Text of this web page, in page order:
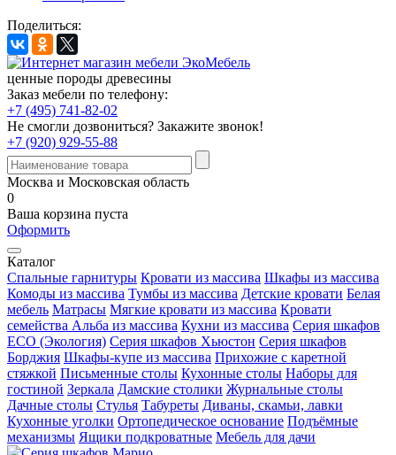
Поделиться:
ценные породы древесины
Заказ мебели по телефону:
+7 (495) 741-82-02
Не смогли дозвониться? Закажите звонок!
+7 (920) 929-55-88
Москва и Московская область
0
Ваша корзина пуста
Оформить
Каталог
Спальные гарнитуры Кровати из массива Шкафы из массива
Комоды из массива Тумбы из массива Детские кровати Белая
мебель Матрасы Мягкие кровати из массива Кровати
семейства Альба из массива Кухни из массива Серия шкафов
ECO (Экология) Серия шкафов Хьюстон Серия шкафов
Борджия Шкафы-купе из массива Прихожие с каретной
стяжкой Письменные столы Кухонные столы Наборы для
гостиной Зеркала Дамские столики Журнальные столы
Дачные столы Стулья Табуреты Диваны, скамьи, лавки
Кухонные уголки Ортопедическое основание Подъёмные
механизмы Ящики подкроватные Мебель для дачи